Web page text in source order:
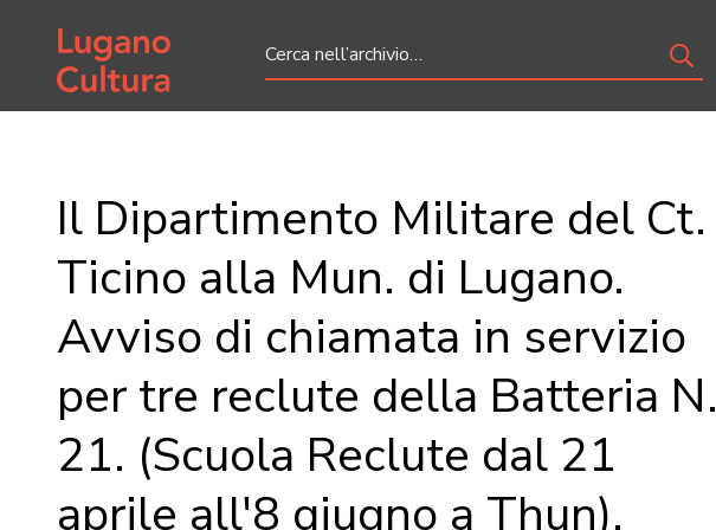
Home page
Il Dipartimento Militare del Ct.
Ticino alla Mun. di Lugano.
Avviso di chiamata in servizio
per tre reclute della Batteria N.
21. (Scuola Reclute dal 21
aprile all'8 giugno a Thun).